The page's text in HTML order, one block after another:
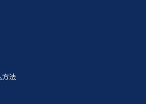
法